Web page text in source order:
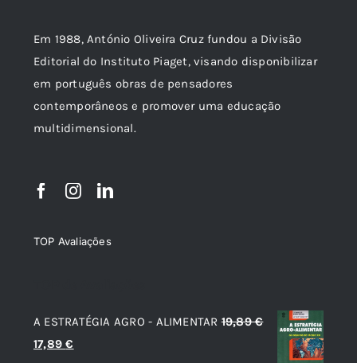
Em 1988, António Oliveira Cruz fundou a Divisão
Editorial do Instituto Piaget, visando disponibilizar
em português obras de pensadores
contemporâneos e promover uma educação
multidimensional.
TOP Avaliações
A ESTRATÉGIA AGRO - ALIMENTAR 19,89€
O
17,89€